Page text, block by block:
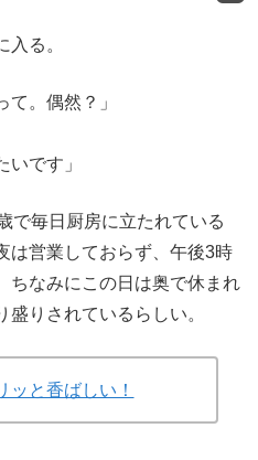
る。
て。偶然？」
いです」
毎日厨房に立たれている
は営業しておらず、午後3時
ちなみにこの日は奥で休まれ
りされているらしい。
ッと香ばしい！